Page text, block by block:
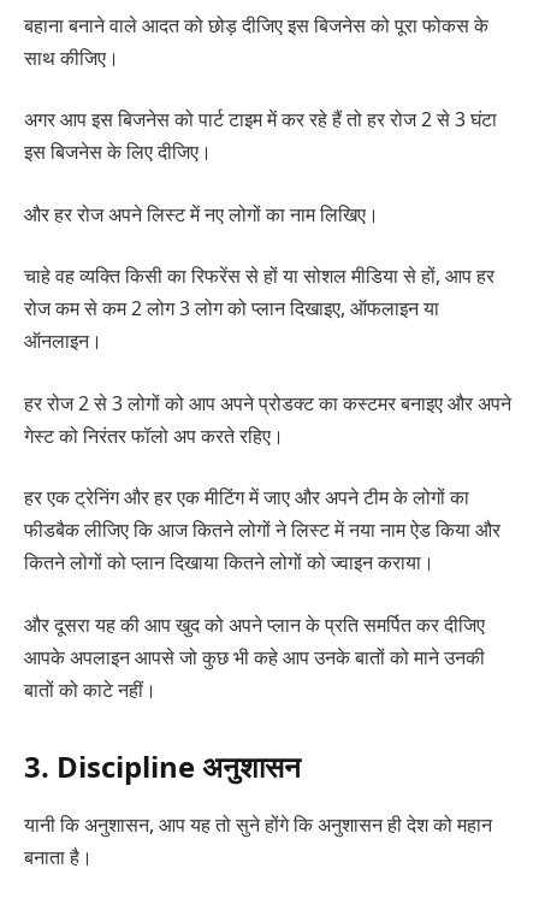
बहाना बनाने वाले आदत को छोड़ दीजिए इस बिजनेस को पूरा फोकस के
साथ कीजिए।
अगर आप इस बिजनेस को पार्ट टाइम में कर रहे हैं तो हर रोज 2 से 3 घंटा
इस बिजनेस के लिए दीजिए।
और हर रोज अपने लिस्ट में नए लोगों का नाम लिखिए।
चाहे वह व्यक्ति किसी का रिफरेंस से हों या सोशल मीडिया से हों, आप हर
रोज कम से कम 2 लोग 3 लोग को प्लान दिखाइए, ऑफलाइन या
ऑनलाइन।
हर रोज 2 से 3 लोगों को आप अपने प्रोडक्ट का कस्टमर बनाइए और अपने
गेस्ट को निरंतर फॉलो अप करते रहिए।
हर एक ट्रेनिंग और हर एक मीटिंग में जाए और अपने टीम के लोगों का
फीडबैक लीजिए कि आज कितने लोगों ने लिस्ट में नया नाम ऐड किया और
कितने लोगों को प्लान दिखाया कितने लोगों को ज्वाइन कराया।
और दूसरा यह की आप खुद को अपने प्लान के प्रति समर्पित कर दीजिए
आपके अपलाइन आपसे जो कुछ भी कहे आप उनके बातों को माने उनकी
बातों को काटे नहीं।
3. Discipline अनुशासन
यानी कि अनुशासन, आप यह तो सुने होंगे कि अनुशासन ही देश को महान
बनाता है।